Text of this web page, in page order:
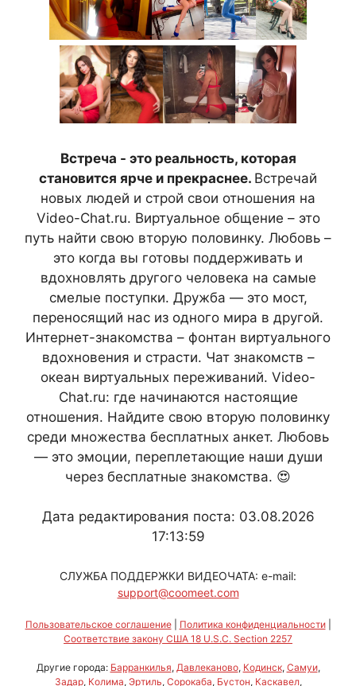
Встреча - это реальность, которая
становится ярче и прекраснее. Встречай
новых людей и строй свои отношения на
Video-Chat.ru. Виртуальное общение – это
путь найти свою вторую половинку. Любовь –
это когда вы готовы поддерживать и
вдохновлять другого человека на самые
смелые поступки. Дружба — это мост,
переносящий нас из одного мира в другой.
Интернет-знакомства – фонтан виртуального
вдохновения и страсти. Чат знакомств –
океан виртуальных переживаний. Video-
Chat.ru: где начинаются настоящие
отношения. Найдите свою вторую половинку
среди множества бесплатных анкет. Любовь
— это эмоции, переплетающие наши души
через бесплатные знакомства. 😍
Дата редактирования поста: 03.08.2026
17:13:59
СЛУЖБА ПОДДЕРЖКИ ВИДЕОЧАТА: e-mail:
support@coomeet.com
Пользовательское соглашение| Политика конфиденциальности|
Соответствие закону США 18 U.S.C. Section 2257
Другие города: Барранкилья, Давлеканово, Кодинск, Самуи,
Задар, Колима, Эртиль, Сорокаба, Бустон, Каскавел,